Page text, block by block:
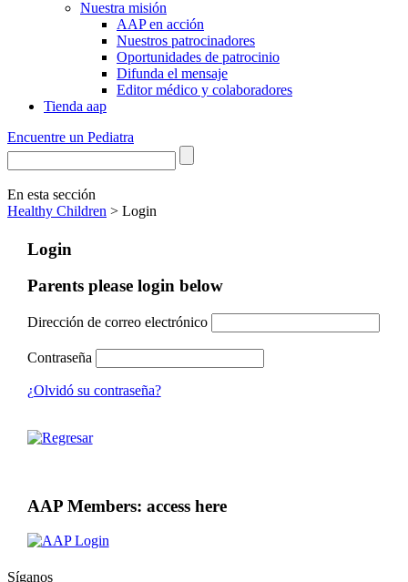
Nuestra misión
AAP en acción
Nuestros patrocinadores
Oportunidades de patrocinio
Difunda el mensaje
Editor médico y colaboradores
Tienda aap
Encuentre un Pediatra
En esta sección
Healthy Children > Login
Login
Parents please login below
Dirección de correo electrónico
Contraseña
¿Olvidó su contraseña?
AAP Members: access here
Síganos